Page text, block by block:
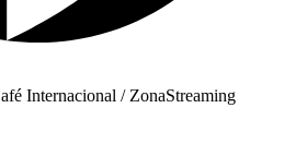
Internacional / ZonaStreaming